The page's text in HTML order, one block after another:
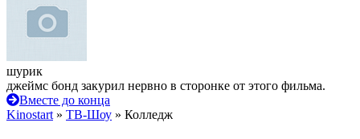
шурик
джеймс бонд закурил нервно в сторонке от этого фильма.
Вместе до конца
Kinostart » ТВ-Шоу » Колледж